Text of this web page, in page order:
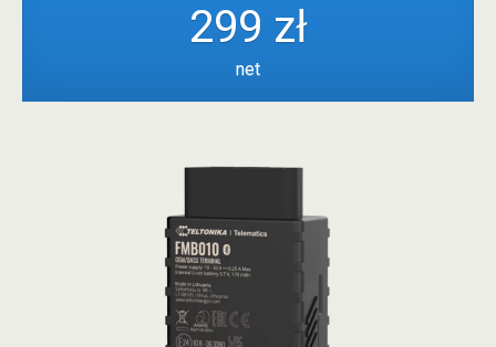
299 zł
net